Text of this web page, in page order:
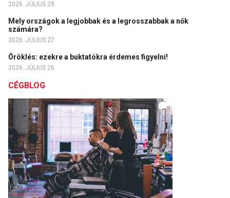
2026. JÚLIUS 29.
Mely országok a legjobbak és a legrosszabbak a nők
számára?
2026. JÚLIUS 27.
Öröklés: ezekre a buktatókra érdemes figyelni!
2026. JÚLIUS 26.
CÉGBLOG